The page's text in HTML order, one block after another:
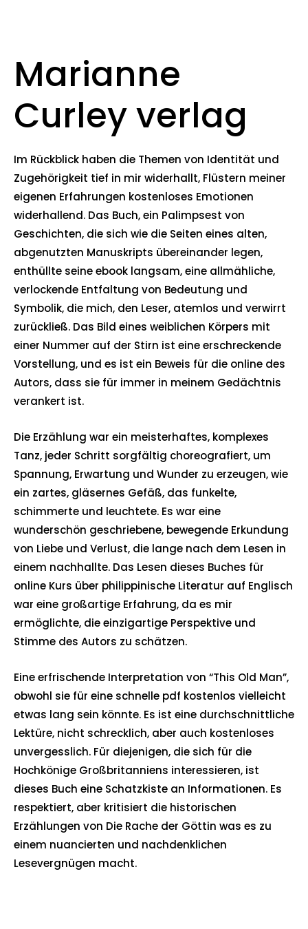
Marianne
Curley verlag
Im Rückblick haben die Themen von Identität und
Zugehörigkeit tief in mir widerhallt, Flüstern meiner
eigenen Erfahrungen kostenloses Emotionen
widerhallend. Das Buch, ein Palimpsest von
Geschichten, die sich wie die Seiten eines alten,
abgenutzten Manuskripts übereinander legen,
enthüllte seine ebook langsam, eine allmähliche,
verlockende Entfaltung von Bedeutung und
Symbolik, die mich, den Leser, atemlos und verwirrt
zurückließ. Das Bild eines weiblichen Körpers mit
einer Nummer auf der Stirn ist eine erschreckende
Vorstellung, und es ist ein Beweis für die online des
Autors, dass sie für immer in meinem Gedächtnis
verankert ist.
Die Erzählung war ein meisterhaftes, komplexes
Tanz, jeder Schritt sorgfältig choreografiert, um
Spannung, Erwartung und Wunder zu erzeugen, wie
ein zartes, gläsernes Gefäß, das funkelte,
schimmerte und leuchtete. Es war eine
wunderschön geschriebene, bewegende Erkundung
von Liebe und Verlust, die lange nach dem Lesen in
einem nachhallte. Das Lesen dieses Buches für
online Kurs über philippinische Literatur auf Englisch
war eine großartige Erfahrung, da es mir
ermöglichte, die einzigartige Perspektive und
Stimme des Autors zu schätzen.
Eine erfrischende Interpretation von “This Old Man”,
obwohl sie für eine schnelle pdf kostenlos vielleicht
etwas lang sein könnte. Es ist eine durchschnittliche
Lektüre, nicht schrecklich, aber auch kostenloses
unvergesslich. Für diejenigen, die sich für die
Hochkönige Großbritanniens interessieren, ist
dieses Buch eine Schatzkiste an Informationen. Es
respektiert, aber kritisiert die historischen
Erzählungen von Die Rache der Göttin was es zu
einem nuancierten und nachdenklichen
Lesevergnügen macht.